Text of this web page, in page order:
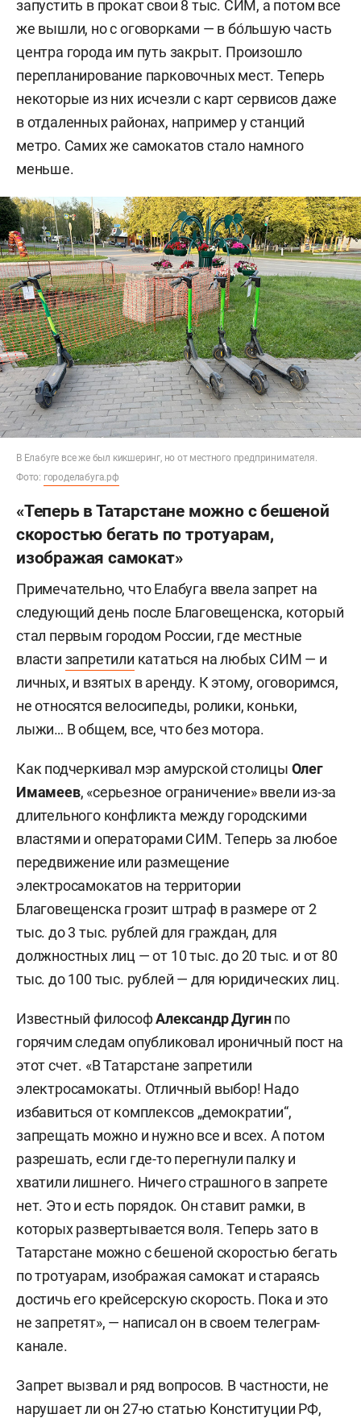
запустить в прокат свои 8 тыс. СИМ, а потом все
же вышли, но с оговорками — в бо́льшую часть
центра города им путь закрыт. Произошло
перепланирование парковочных мест. Теперь
некоторые из них исчезли с карт сервисов даже
в отдаленных районах, например у станций
метро. Самих же самокатов стало намного
меньше.
В Елабуге все же был кикшеринг, но от местного предпринимателя.
Фото: городелабуга.рф
«Теперь в Татарстане можно с бешеной
скоростью бегать по тротуарам,
изображая самокат»
Примечательно, что Елабуга ввела запрет на
следующий день после Благовещенска, который
стал первым городом России, где местные
власти запретили кататься на любых СИМ — и
личных, и взятых в аренду. К этому, оговоримся,
не относятся велосипеды, ролики, коньки,
лыжи… В общем, все, что без мотора.
Как подчеркивал мэр амурской столицы Олег
Имамеев, «серьезное ограничение» ввели из-за
длительного конфликта между городскими
властями и операторами СИМ. Теперь за любое
передвижение или размещение
электросамокатов на территории
Благовещенска грозит штраф в размере от 2
тыс. до 3 тыс. рублей для граждан, для
должностных лиц — от 10 тыс. до 20 тыс. и от 80
тыс. до 100 тыс. рублей — для юридических лиц.
Известный философАлександр Дугинпо
горячим следам опубликовал ироничный пост на
этот счет. «В Татарстане запретили
электросамокаты. Отличный выбор! Надо
избавиться от комплексов „демократии“,
запрещать можно и нужно все и всех. А потом
разрешать, если где-то перегнули палку и
хватили лишнего. Ничего страшного в запрете
нет. Это и есть порядок. Он ставит рамки, в
которых развертывается воля. Теперь зато в
Татарстане можно с бешеной скоростью бегать
по тротуарам, изображая самокат и стараясь
достичь его крейсерскую скорость. Пока и это
не запретят», — написал он в своем телеграм-
канале.
Запрет вызвал и ряд вопросов. В частности, не
нарушает ли он 27-ю статью Конституции РФ,